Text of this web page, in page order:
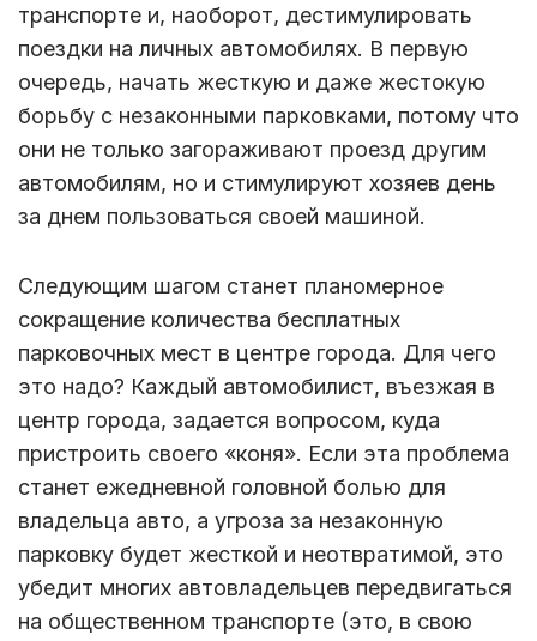
транспорте и, наоборот, дестимулировать
поездки на личных автомобилях. В первую
очередь, начать жесткую и даже жестокую
борьбу с незаконными парковками, потому что
они не только загораживают проезд другим
автомобилям, но и стимулируют хозяев день
за днем пользоваться своей машиной.
Следующим шагом станет планомерное
сокращение количества бесплатных
парковочных мест в центре города. Для чего
это надо? Каждый автомобилист, въезжая в
центр города, задается вопросом, куда
пристроить своего «коня». Если эта проблема
станет ежедневной головной болью для
владельца авто, а угроза за незаконную
парковку будет жесткой и неотвратимой, это
убедит многих автовладельцев передвигаться
на общественном транспорте (это, в свою